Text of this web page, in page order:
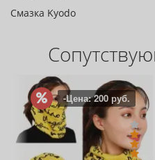
Смазка Kyodo